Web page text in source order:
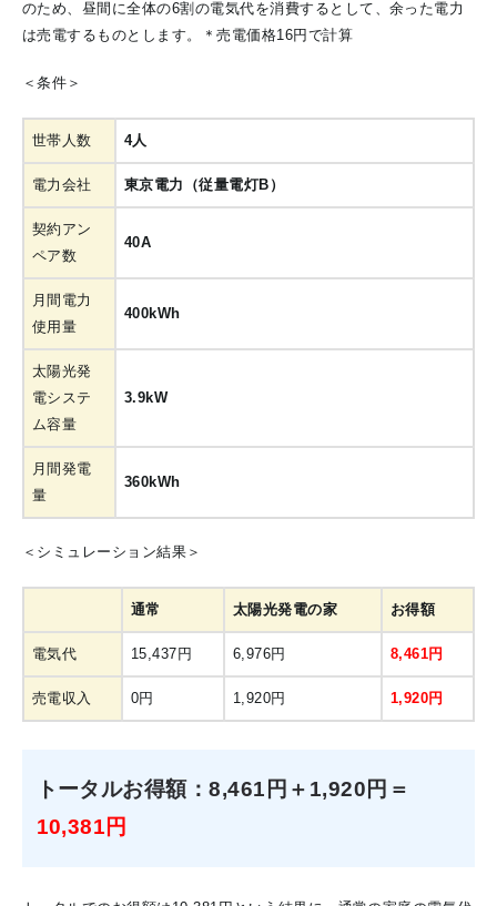
のため、昼間に全体の6割の電気代を消費するとして、余った電力
は売電するものとします。＊売電価格16円で計算
＜条件＞
世帯人数 4人
電力会社 東京電力（従量電灯B）
契約アン
ペア数
40A
月間電力
使用量
400kWh
太陽光発
電システ
ム容量
3.9kW
月間発電
量
360kWh
＜シミュレーション結果＞
通常 太陽光発電の家 お得額
電気代 15,437円 6,976円 8,461円
売電収入 0円 1,920円 1,920円
トータルお得額：8,461円＋1,920円＝
10,381円